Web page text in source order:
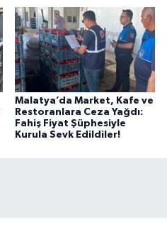
Malatya’da Market, Kafe ve
Restoranlara Ceza Yağdı:
Fahiş Fiyat Şüphesiyle
Kurula Sevk Edildiler!